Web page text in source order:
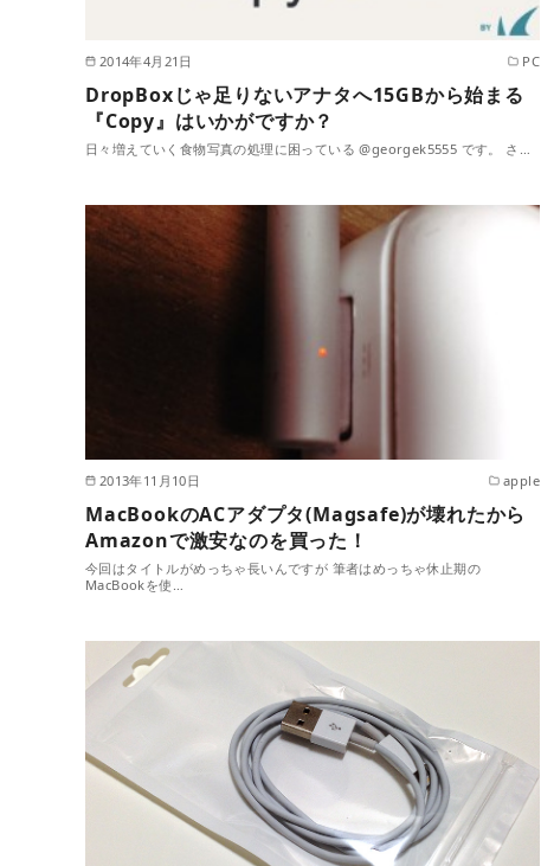
2014年4月21日 PC
DropBoxじゃ足りないアナタへ15GBから始まる
『Copy』はいかがですか？
日々増えていく食物写真の処理に困っている @georgek5555 です。 さ…
2013年11月10日 apple
MacBookのACアダプタ(Magsafe)が壊れたから
Amazonで激安なのを買った！
今回はタイトルがめっちゃ長いんですが 筆者はめっちゃ休止期の
MacBookを使…